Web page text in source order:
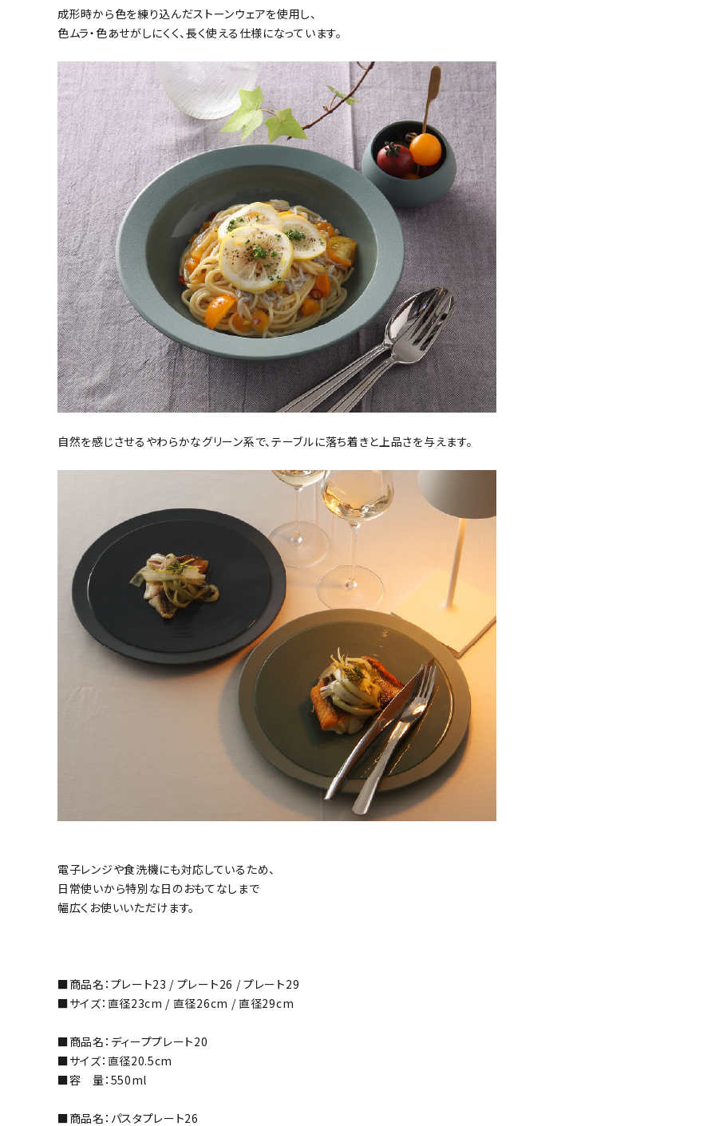
成形時から色を練り込んだストーンウェアを使用し、
色ムラ・色あせがしにくく、長く使える仕様になっています。
自然を感じさせるやわらかなグリーン系で、テーブルに落ち着きと上品さを与えます。
電子レンジや食洗機にも対応しているため、
日常使いから特別な日のおもてなしまで
幅広くお使いいただけます。
■商品名：プレート23 / プレート26 / プレート29
■サイズ：直径23cm / 直径26cm / 直径29cm
■商品名：ディーププレート20
■サイズ：直径20.5cm
■容 量：550ml
■商品名：パスタプレート26